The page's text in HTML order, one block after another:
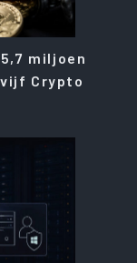
miljoen
Crypto